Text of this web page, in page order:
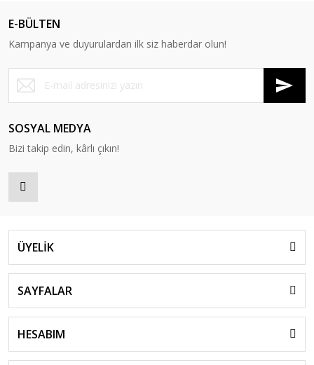
E-BÜLTEN
Kampanya ve duyurulardan ilk siz haberdar olun!
SOSYAL MEDYA
Bizi takip edin, kârlı çıkın!
ÜYELİK
SAYFALAR
HESABIM